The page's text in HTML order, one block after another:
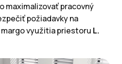
maximalizovať pracovný
požiadavky na
margo využitia priestoru L.